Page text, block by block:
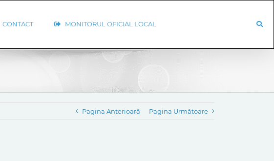
CONTACT MONITORUL OFICIAL LOCAL
Pagina Anterioară Pagina Următoare